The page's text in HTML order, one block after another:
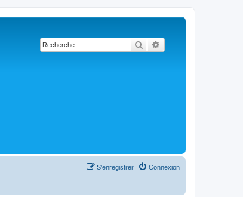
Rechercher
Connexion
S’enregistrer